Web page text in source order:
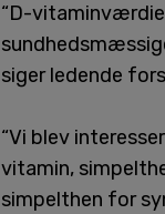
“D-
siger ledende
“Vi blev
vitamin,
simpelthen for